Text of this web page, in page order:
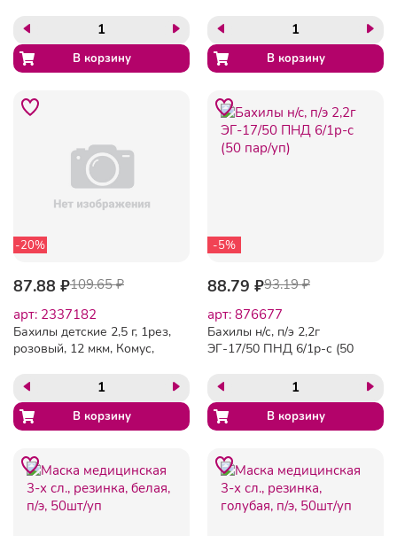
-20%
87.88 ₽109.65 ₽
арт: 2337182
Бахилы детские 2,5 г, 1рез,
розовый, 12 мкм, Комус,
-5%
88.79 ₽93.19 ₽
арт: 876677
Бахилы н/с, п/э 2,2г
ЭГ-17/50 ПНД 6/1р-с (50